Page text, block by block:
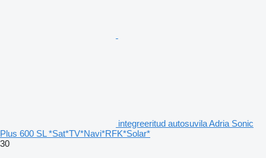
integreeritud autosuvila Adria Sonic
Plus 600 SL *Sat*TV*Navi*RFK*Solar*
30